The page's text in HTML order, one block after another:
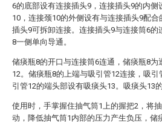
6的底部设有连接插头9，连接插头9的内
10，连接颈10的外侧设有与连接插头9配
插头9可拆卸连接。连接插头9与连接筒6
8一侧单向导通。
储痰瓶8的开口与连接筒6连通，储痰瓶8
12。储痰瓶8的上端与吸引管12连接，吸
引管12的端头部设有吸痰头13。吸痰头13
使用时，手掌握住抽气筒1上的握把2，将
动，降低抽气筒1内部的压力产生负压，储